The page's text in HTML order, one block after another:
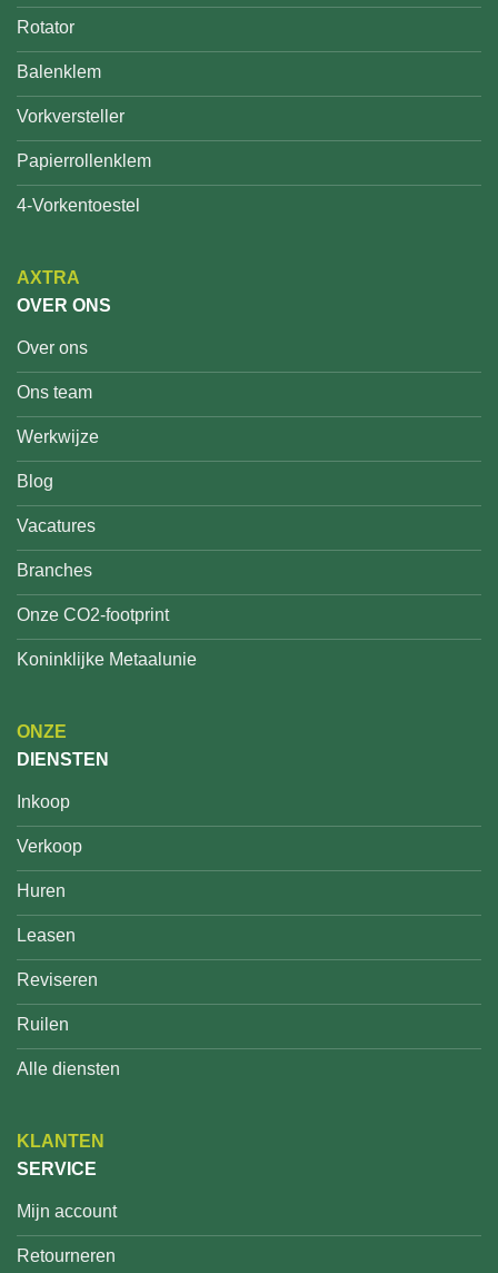
Rotator
Balenklem
Vorkversteller
Papierrollenklem
4-Vorkentoestel
AXTRA
OVER ONS
Over ons
Ons team
Werkwijze
Blog
Vacatures
Branches
Onze CO2-footprint
Koninklijke Metaalunie
ONZE
DIENSTEN
Inkoop
Verkoop
Huren
Leasen
Reviseren
Ruilen
Alle diensten
KLANTEN
SERVICE
Mijn account
Retourneren